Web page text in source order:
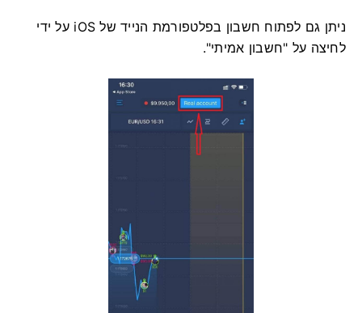
ניתן גם לפתוח חשבון בפלטפורמת הנייד של iOS על ידי
לחיצה על "חשבון אמיתי".